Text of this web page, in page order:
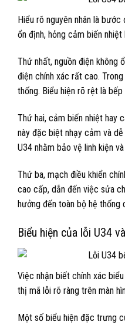
Hiểu rõ nguyên nhân là
ổn định, hỏng cảm biến
Thứ nhất, nguồn điện không
điện chính xác rất cao.
thống. Biểu hiện rõ rệt là
Thứ hai, cảm biến nhiệt hay
này đặc biệt nhạy cảm và
U34 nhằm bảo vệ linh kiện
Thứ ba, mạch điều khiển
cao cấp, dẫn đến việc sửa
hưởng đến toàn bộ hệ thống
Biểu hiện của lỗi U34
Việc nhận biết chính xác
thị mã lỗi rõ ràng trên màn
Một số biểu hiện đặc trưng